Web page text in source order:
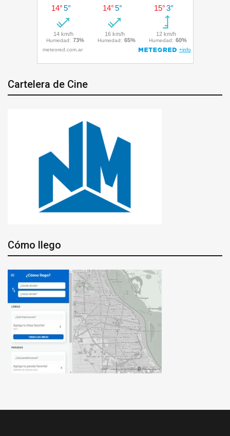
Cartelera de Cine
Cómo llego